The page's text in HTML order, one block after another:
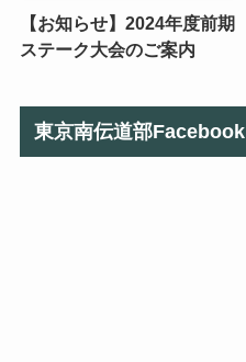
【お知らせ】2024年度前期
ステーク大会のご案内
東京南伝道部Facebook